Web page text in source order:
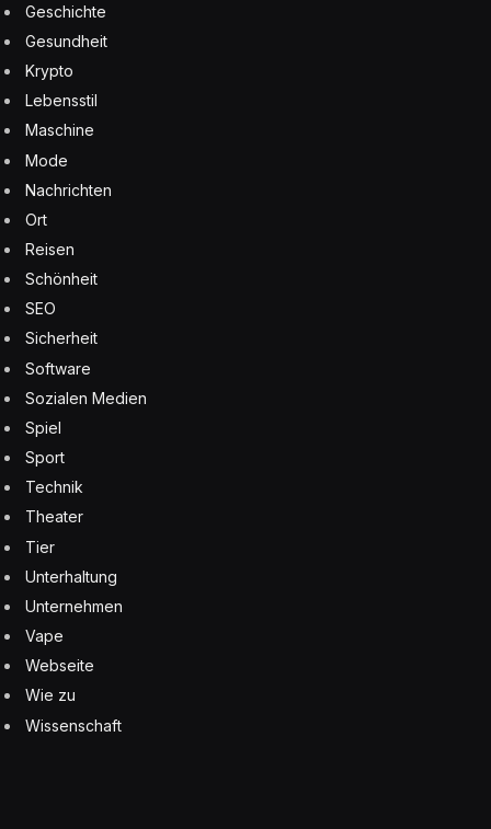
Geschichte
Gesundheit
Krypto
Lebensstil
Maschine
Mode
Nachrichten
Ort
Reisen
Schönheit
SEO
Sicherheit
Software
Sozialen Medien
Spiel
Sport
Technik
Theater
Tier
Unterhaltung
Unternehmen
Vape
Webseite
Wie zu
Wissenschaft